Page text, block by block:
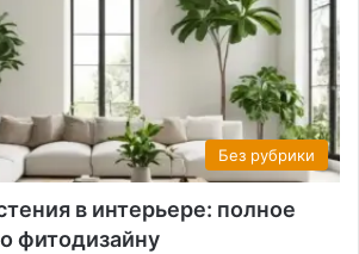
Без рубрики
в интерьере: полное
фитодизайну